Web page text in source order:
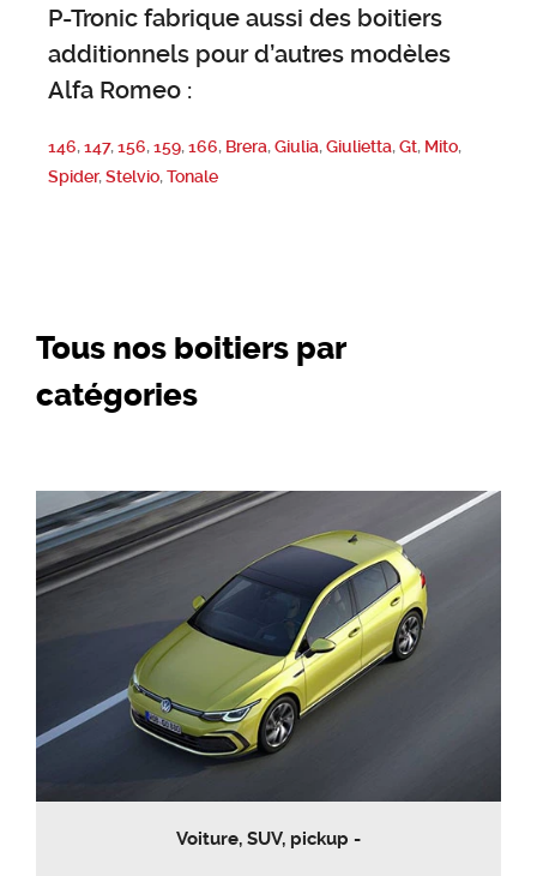
P-Tronic fabrique aussi des boitiers
additionnels pour d’autres modèles
Alfa Romeo :
146,147,156,159,166, Brera,Giulia,Giulietta,Gt, Mito,
Spider,Stelvio,Tonale
Tous nos boitiers par
catégories
Voiture, SUV, pickup -